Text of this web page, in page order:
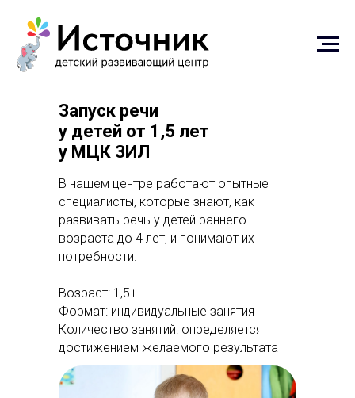
В нашем центре работают опытные
специалисты, которые знают, как
развивать речь у детей раннего
возраста до 4 лет, и понимают их
потребности.
Возраст: 1,5+
Формат: индивидуальные занятия
Количество занятий: определяется
достижением желаемого результата
Запуск речи
у детей от 1,5 лет
у МЦК ЗИЛ